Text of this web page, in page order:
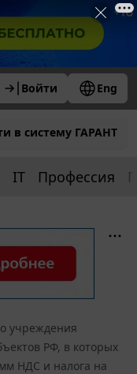
Войти Eng
в систему ГАРАНТ
IT Профессия
учреждения
РФ, в которых
НДС и налога на